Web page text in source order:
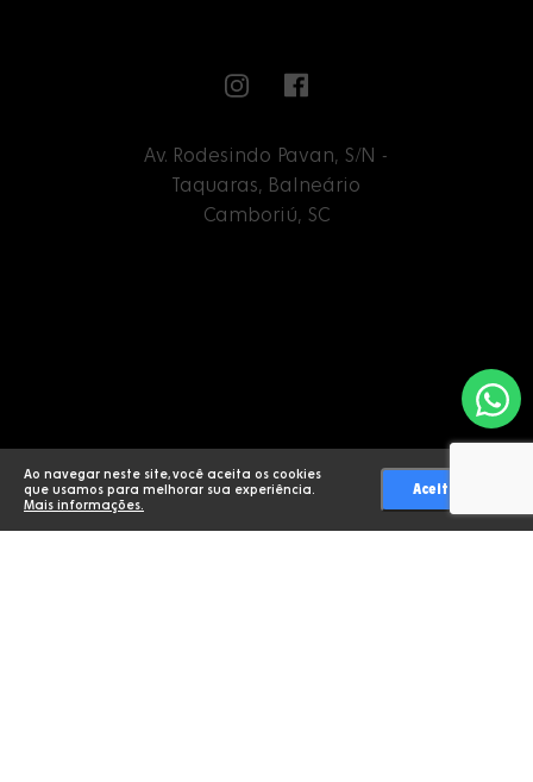
Av. Rodesindo Pavan, S/N -
Taquaras, Balneário
Camboriú, SC
Ao navegar neste site, você aceita os cookies
que usamos para melhorar sua experiência.
Mais informações.
Aceitar